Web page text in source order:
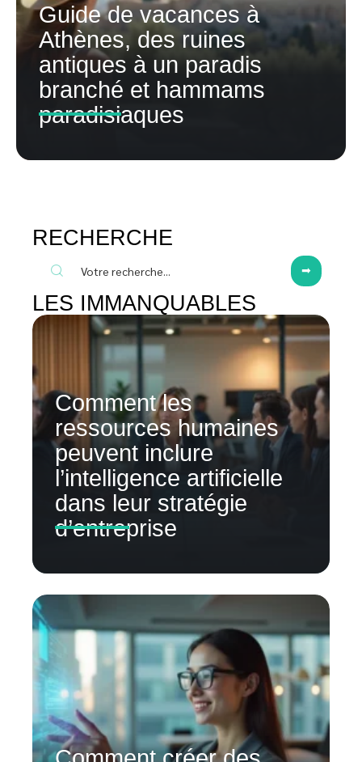
Guide de vacances à
Athènes, des ruines
antiques à un paradis
branché et hammams
paradisiaques
RECHERCHE
LES IMMANQUABLES
Comment les
ressources humaines
peuvent inclure
l’intelligence artificielle
dans leur stratégie
d’entreprise